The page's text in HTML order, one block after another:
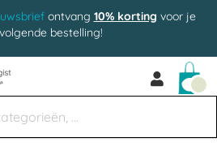
ontvang 10% korting voor je
bestelling!